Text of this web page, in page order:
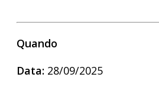
Quando
Data: 28/09/2025